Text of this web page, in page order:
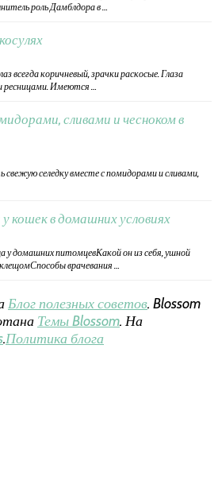
роль Дамблдора в …
всегда коричневый, зрачки раскосые. Глаза
Имеются …
сливами и чесноком в
селедку вместе с помидорами и сливами,
кошек в домашних условиях
домашних питомцевКакой он из себя, ушной
врачевания …
Блог полезных советов. Blossom
Темы Blossom. На
.Политика блога